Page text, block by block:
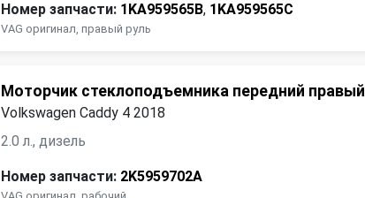
Номер запчасти: 1KA959565B, 1KA959565C
VAG оригинал, правый руль
Моторчик стеклоподъемника передний правый
Volkswagen Caddy 4 2018
2.0 л., дизель
Номер запчасти: 2K5959702A